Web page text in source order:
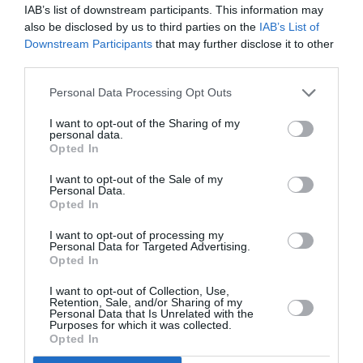
IAB’s list of downstream participants. This information may
also be disclosed by us to third parties on the IAB’s List of
Downstream Participants that may further disclose it to other
Personal Data Processing Opt Outs
I want to opt-out of the Sharing of my
personal data.
Opted In
I want to opt-out of the Sale of my
Personal Data.
Opted In
I want to opt-out of processing my
Personal Data for Targeted Advertising.
Opted In
I want to opt-out of Collection, Use,
Retention, Sale, and/or Sharing of my
Personal Data that Is Unrelated with the
Purposes for which it was collected.
Opted In
Νέα διάσταση στα αρχαία της
Μηλίτση στο Δημοτικό Συμβούλιο
16/09/2020 18:25
Το πρόσωπο που κυριάρχησε στην προχθεσινή